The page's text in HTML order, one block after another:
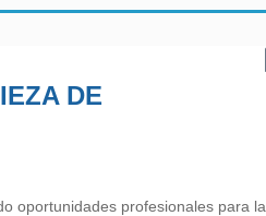
DE
oportunidades profesionales para la